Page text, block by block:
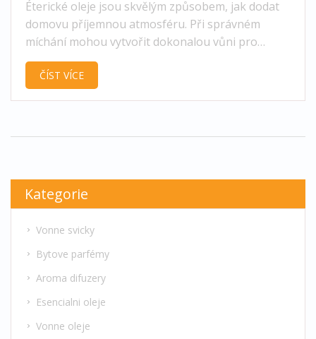
Éterické oleje jsou skvělým způsobem, jak dodat
domovu příjemnou atmosféru. Při správném
míchání mohou vytvořit dokonalou vůni pro
jakoukoli příležitost. Tento článek nabízí
praktické tipy, jak správně míchat éterické oleje, a
ČÍST VÍCE
Kategorie
Vonne svicky
Bytove parfémy
Aroma difuzery
Esencialni oleje
Vonne oleje